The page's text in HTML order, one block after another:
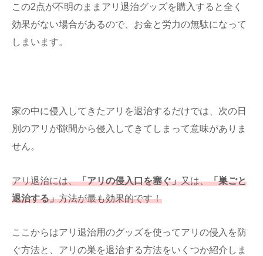
この2点が不明のままアリ退治グッズを購入すると全く
効果がない場合があるので、お金と労力の無駄になって
しまいます。
家の中に侵入してきたアリを退治するだけでは、次の日
別のアリが隙間から侵入してきてしまって意味がありま
せん。
アリ退治には、「アリの侵入口を塞ぐ」又は、「巣ごと
退治する」方法が最も効果的です！
ここからはアリ退治用のグッズを使ってアリの侵入を防
ぐ方法と、アリの巣を退治する方法をいくつか紹介しま